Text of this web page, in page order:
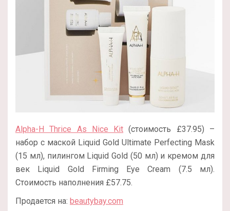
Alpha-H Thrice As Nice Kit (стоимость £37.95) –
набор с маской Liquid Gold Ultimate Perfecting Mask
(15 мл), пилингом Liquid Gold (50 мл) и кремом для
век Liquid Gold Firming Eye Cream (7.5 мл).
Стоимость наполнения £57.75.
Продается на: beautybay.com